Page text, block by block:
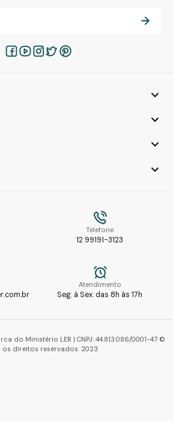
Telefone
12 99191-3123
Atendimento
Seg. à Sex. das 8h às 17h
do Ministério LER | CNPJ: 44.813.086/0001-47 ©
os direitos reservados. 2023